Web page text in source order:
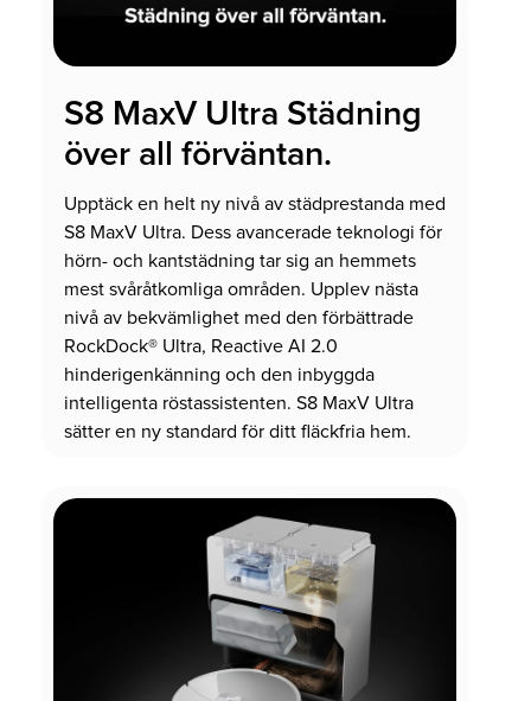
S8 MaxV Ultra Städning
över all förväntan.
Upptäck en helt ny nivå av städprestanda med
S8 MaxV Ultra. Dess avancerade teknologi för
hörn- och kantstädning tar sig an hemmets
mest svåråtkomliga områden. Upplev nästa
nivå av bekvämlighet med den förbättrade
RockDock® Ultra, Reactive AI 2.0
hinderigenkänning och den inbyggda
intelligenta röstassistenten. S8 MaxV Ultra
sätter en ny standard för ditt fläckfria hem.